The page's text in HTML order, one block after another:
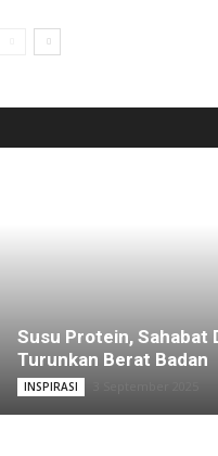
Susu Protein, Sahabat
Turunkan Berat Badan
INSPIRASI